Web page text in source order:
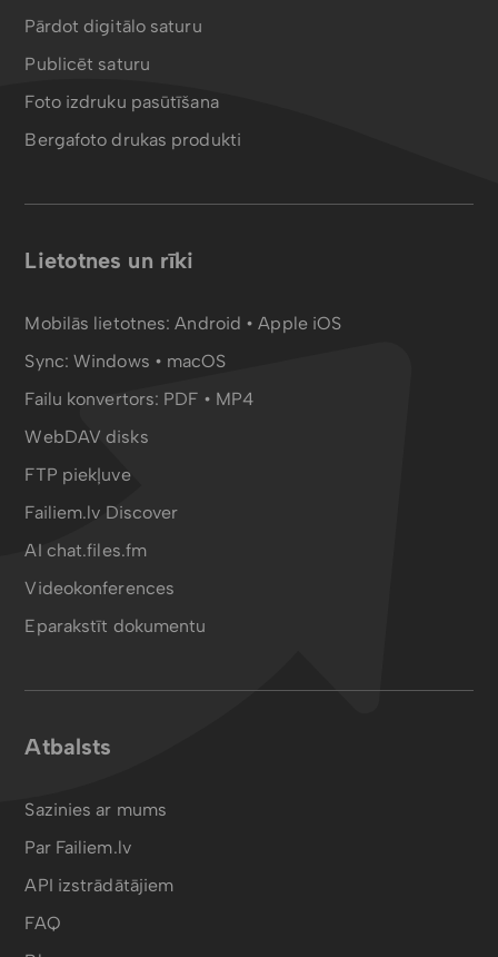
Pārdot digitālo saturu
Publicēt saturu
Foto izdruku pasūtīšana
Bergafoto drukas produkti
Lietotnes un rīki
Mobilās lietotnes:Android •Apple iOS
Sync:Windows • macOS
Failu konvertors: PDF • MP4
WebDAV disks
FTP piekļuve
Failiem.lv Discover
AI chat.files.fm
Videokonferences
Eparakstīt dokumentu
Atbalsts
Sazinies ar mums
Par Failiem.lv
API izstrādātājiem
FAQ